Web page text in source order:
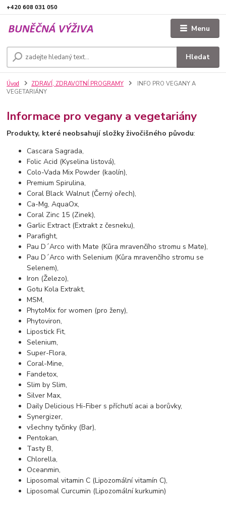
Menu
Hledat
+420 608 031 050
Úvod ZDRAVÍ, ZDRAVOTNÍ PROGRAMY
INFO PRO VEGANY A
VEGETARIÁNY
Informace pro vegany a vegetariány
Produkty, které neobsahují složky živočišného původu:
Cascara Sagrada,
Folic Acid (Kyselina listová),
Colo-Vada Mix Powder (kaolín),
Premium Spirulina,
Coral Black Walnut (Černý ořech),
Ca-Mg, AquaOx,
Coral Zinc 15 (Zinek),
Garlic Extract (Extrakt z česneku),
Parafight,
Pau D´Arco with Mate (Kůra mravenčího stromu s Mate),
Pau D´Arco with Selenium (Kůra mravenčího stromu se
Selenem),
Iron (Železo),
Gotu Kola Extrakt,
MSM,
PhytoMix for women (pro ženy),
Phytoviron,
Lipostick Fit,
Selenium,
Super-Flora,
Coral-Mine,
Fandetox,
Slim by Slim,
Silver Max,
Daily Delicious Hi-Fiber s příchutí acai a borůvky,
Synergizer,
všechny tyčinky (Bar),
Pentokan,
Tasty B,
Chlorella,
Oceanmin,
Liposomal vitamin C (Lipozomální vitamín C),
Liposomal Curcumin (Lipozomální kurkumin)